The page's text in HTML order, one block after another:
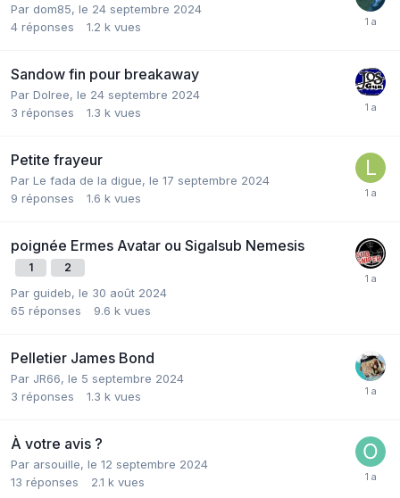
Par dom85, le 24 septembre 2024
4 réponses 1.2 k vues
Sandow fin pour breakaway
Par Dolree, le 24 septembre 2024
3 réponses 1.3 k vues
Petite frayeur
Par Le fada de la digue, le 17 septembre 2024
9 réponses 1.6 k vues
poignée Ermes Avatar ou Sigalsub Nemesis
1 2
Par guideb, le 30 août 2024
65 réponses 9.6 k vues
Pelletier James Bond
Par JR66, le 5 septembre 2024
3 réponses 1.3 k vues
À votre avis ?
Par arsouille, le 12 septembre 2024
13 réponses 2.1 k vues